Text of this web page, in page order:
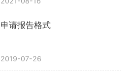
申请报告格式
2019-07-26